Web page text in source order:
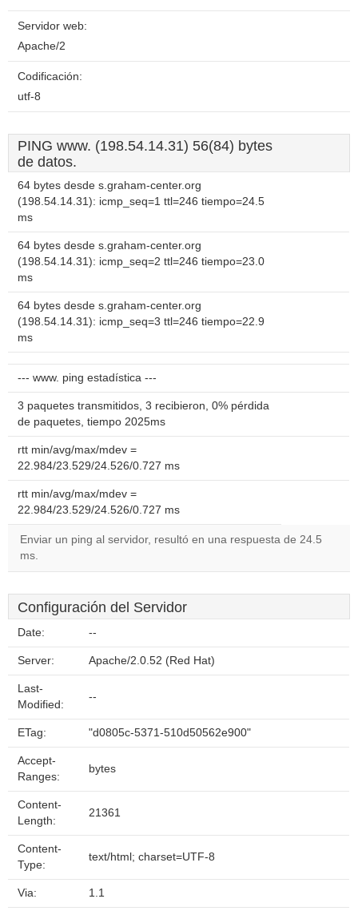
Servidor web:
Apache/2
Codificación:
utf-8
PING www. (198.54.14.31) 56(84) bytes
de datos.
64 bytes desde s.graham-center.org
(198.54.14.31): icmp_seq=1 ttl=246 tiempo=24.5
ms
64 bytes desde s.graham-center.org
(198.54.14.31): icmp_seq=2 ttl=246 tiempo=23.0
ms
64 bytes desde s.graham-center.org
(198.54.14.31): icmp_seq=3 ttl=246 tiempo=22.9
ms
--- www. ping estadística ---
3 paquetes transmitidos, 3 recibieron, 0% pérdida
de paquetes, tiempo 2025ms
rtt min/avg/max/mdev =
22.984/23.529/24.526/0.727 ms
rtt min/avg/max/mdev =
22.984/23.529/24.526/0.727 ms
Enviar un ping al servidor, resultó en una respuesta de 24.5
ms.
Configuración del Servidor
Date: --
Server: Apache/2.0.52 (Red Hat)
Last-
Modified:
--
ETag: "d0805c-5371-510d50562e900"
Accept-
Ranges:
bytes
Content-
Length:
21361
Content-
Type:
text/html; charset=UTF-8
Via: 1.1